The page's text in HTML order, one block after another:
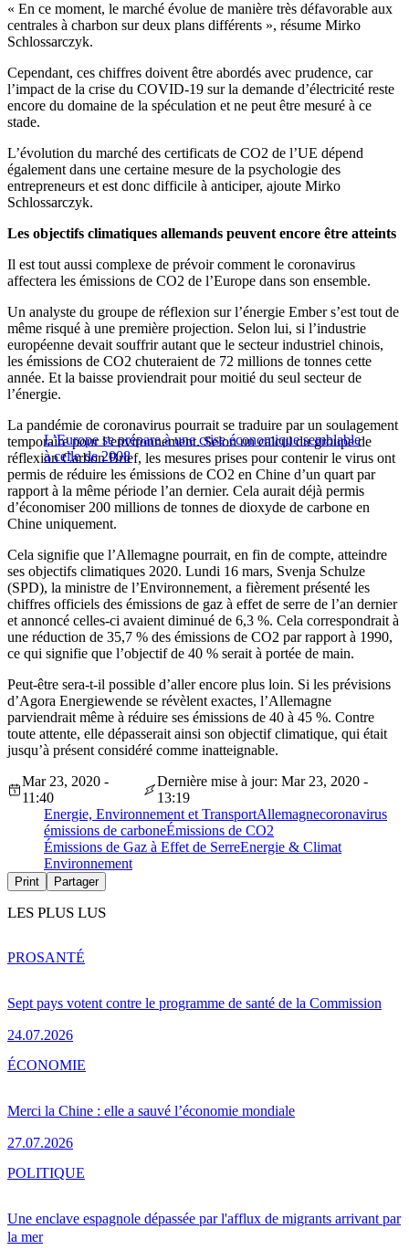
« En ce moment, le marché évolue de manière très défavorable aux
centrales à charbon sur deux plans différents », résume Mirko
Schlossarczyk.
Cependant, ces chiffres doivent être abordés avec prudence, car
l’impact de la crise du COVID-19 sur la demande d’électricité reste
encore du domaine de la spéculation et ne peut être mesuré à ce
stade.
L’évolution du marché des certificats de CO2 de l’UE dépend
également dans une certaine mesure de la psychologie des
entrepreneurs et est donc difficile à anticiper, ajoute Mirko
Schlossarczyk.
Les objectifs climatiques allemands peuvent encore être atteints
Il est tout aussi complexe de prévoir comment le coronavirus
affectera les émissions de CO2 de l’Europe dans son ensemble.
Un analyste du groupe de réflexion sur l’énergie Ember s’est tout de
même risqué à une première projection. Selon lui, si l’industrie
européenne devait souffrir autant que le secteur industriel chinois,
les émissions de CO2 chuteraient de 72 millions de tonnes cette
année. Et la baisse proviendrait pour moitié du seul secteur de
l’énergie.
L’Europe se prépare à une crise économique semblable
à celle de 2008
La pandémie de coronavirus pourrait se traduire par un soulagement
temporaire pour l’environnement. Selon un calcul du groupe de
réflexion Carbon Brief, les mesures prises pour contenir le virus ont
permis de réduire les émissions de CO2 en Chine d’un quart par
rapport à la même période l’an dernier. Cela aurait déjà permis
d’économiser 200 millions de tonnes de dioxyde de carbone en
Chine uniquement.
Cela signifie que l’Allemagne pourrait, en fin de compte, atteindre
ses objectifs climatiques 2020. Lundi 16 mars, Svenja Schulze
(SPD), la ministre de l’Environnement, a fièrement présenté les
chiffres officiels des émissions de gaz à effet de serre de l’an dernier
et annoncé celles-ci avaient diminué de 6,3 %. Cela correspondrait à
une réduction de 35,7 % des émissions de CO2 par rapport à 1990,
ce qui signifie que l’objectif de 40 % serait à portée de main.
Peut-être sera-t-il possible d’aller encore plus loin. Si les prévisions
d’Agora Energiewende se révèlent exactes, l’Allemagne
parviendrait même à réduire ses émissions de 40 à 45 %. Contre
toute attente, elle dépasserait ainsi son objectif climatique, qui était
jusqu’à présent considéré comme inatteignable.
Mar 23, 2020 -
11:40
Dernière mise à jour: Mar 23, 2020 -
13:19
Energie, Environnement et TransportAllemagnecoronavirus
émissions de carboneÉmissions de CO2
Émissions de Gaz à Effet de SerreEnergie & Climat
Environnement
Print Partager
LES PLUS LUS
Sept pays votent contre le programme de santé de la Commission
24.07.2026
PROSANTÉ
Merci la Chine : elle a sauvé l’économie mondiale
27.07.2026
ÉCONOMIE
Une enclave espagnole dépassée par l'afflux de migrants arrivant par
la mer
POLITIQUE